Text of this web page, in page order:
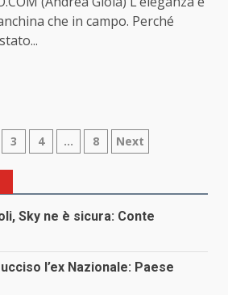
che in campo. Perché
3 4 … 8 Next
Sky ne è sicura: Conte
l’ex Nazionale: Paese